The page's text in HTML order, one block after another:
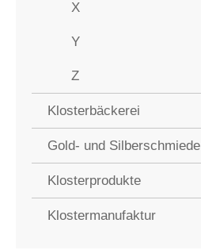
X
Y
Z
Klosterbäckerei
Gold- und Silberschmiede
Klosterprodukte
Klostermanufaktur